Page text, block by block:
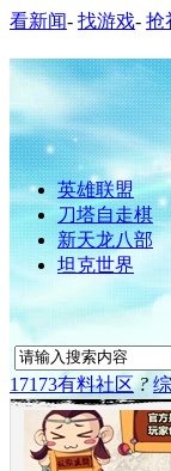
看新闻- 找游戏- 抢
英雄联盟
刀塔自走棋
新天龙八部
坦克世界
17173有料社区 ?